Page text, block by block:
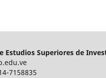
Estudios Superiores de
7158835